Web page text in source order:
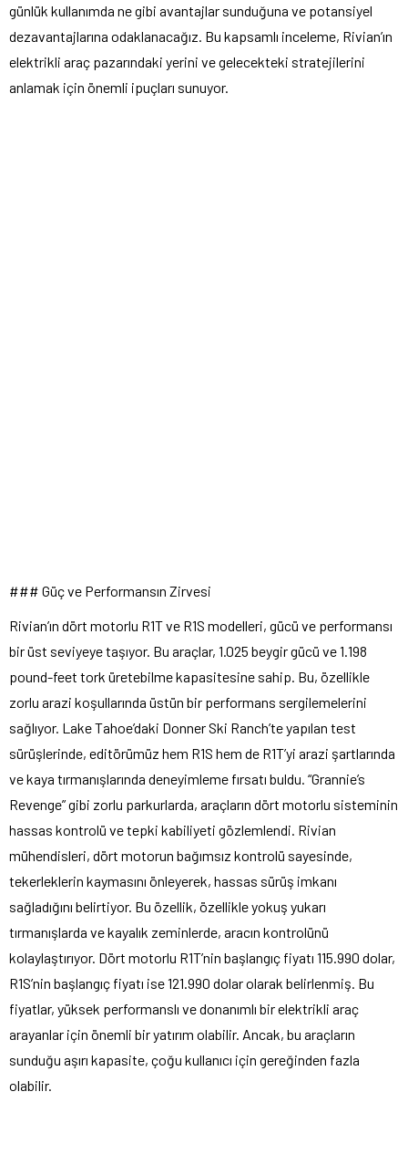
günlük kullanımda ne gibi avantajlar sunduğuna ve potansiyel
dezavantajlarına odaklanacağız. Bu kapsamlı inceleme, Rivian’ın
elektrikli araç pazarındaki yerini ve gelecekteki stratejilerini
anlamak için önemli ipuçları sunuyor.
### Güç ve Performansın Zirvesi
Rivian’ın dört motorlu R1T ve R1S modelleri, gücü ve performansı
bir üst seviyeye taşıyor. Bu araçlar, 1.025 beygir gücü ve 1.198
pound-feet tork üretebilme kapasitesine sahip. Bu, özellikle
zorlu arazi koşullarında üstün bir performans sergilemelerini
sağlıyor. Lake Tahoe’daki Donner Ski Ranch’te yapılan test
sürüşlerinde, editörümüz hem R1S hem de R1T’yi arazi şartlarında
ve kaya tırmanışlarında deneyimleme fırsatı buldu. “Grannie’s
Revenge” gibi zorlu parkurlarda, araçların dört motorlu sisteminin
hassas kontrolü ve tepki kabiliyeti gözlemlendi. Rivian
mühendisleri, dört motorun bağımsız kontrolü sayesinde,
tekerleklerin kaymasını önleyerek, hassas sürüş imkanı
sağladığını belirtiyor. Bu özellik, özellikle yokuş yukarı
tırmanışlarda ve kayalık zeminlerde, aracın kontrolünü
kolaylaştırıyor. Dört motorlu R1T’nin başlangıç fiyatı 115.990 dolar,
R1S’nin başlangıç fiyatı ise 121.990 dolar olarak belirlenmiş. Bu
fiyatlar, yüksek performanslı ve donanımlı bir elektrikli araç
arayanlar için önemli bir yatırım olabilir. Ancak, bu araçların
sunduğu aşırı kapasite, çoğu kullanıcı için gereğinden fazla
olabilir.